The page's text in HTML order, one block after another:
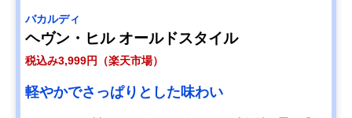
‎バカルディ
ヘヴン・ヒル オールドスタイル
税込み3,999円（楽天市場）
軽やかでさっぱりとした味わい